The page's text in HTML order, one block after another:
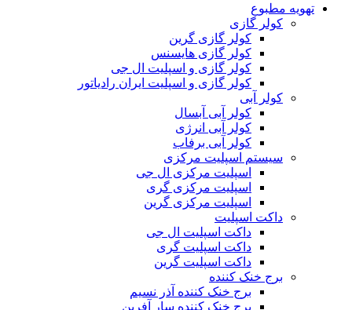
تهویه مطبوع
کولر گازی
کولر گازی گرین
کولر گازی هایسنس
کولر گازی و اسپلیت ال جی
کولر گازی و اسپلیت ایران رادیاتور
کولر آبی
کولر آبی آبسال
کولر آبی انرژی
کولر آبی برفاب
سیستم اسپلیت مرکزی
اسپلیت مرکزی ال جی
اسپلیت مرکزی گری
اسپلیت مرکزی گرین
داکت اسپلیت
داکت اسپلیت ال جی
داکت اسپلیت گری
داکت اسپلیت گرین
برج خنک کننده
برج خنک کننده آذر نسیم
برج خنک کننده سار آفرین